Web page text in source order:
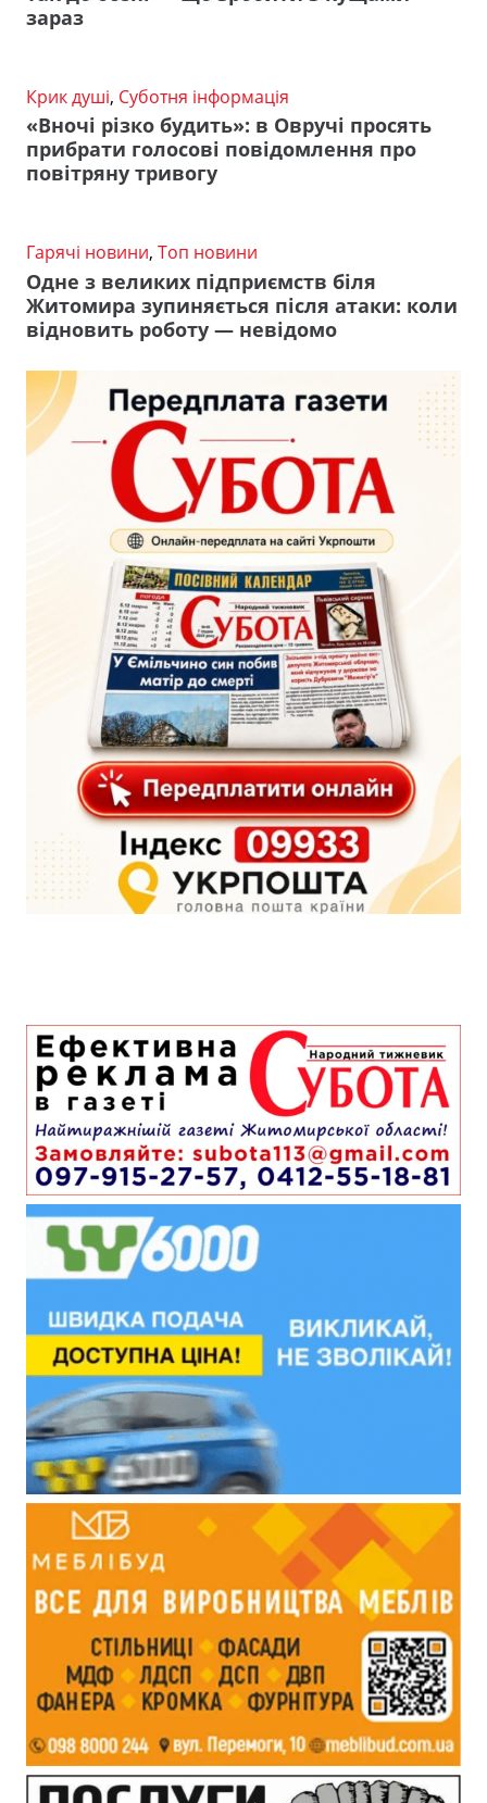
зараз
Крик душі, Суботня інформація
«Вночі різко будить»: в Овручі просять
прибрати голосові повідомлення про
повітряну тривогу
Гарячі новини, Топ новини
Одне з великих підприємств біля
Житомира зупиняється після атаки: коли
відновить роботу — невідомо